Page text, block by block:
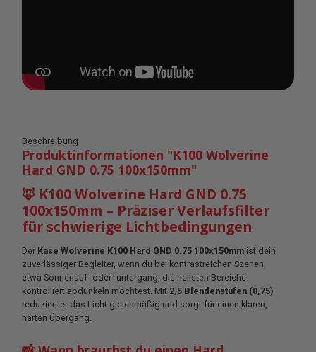
Beschreibung
Produktinformationen "K100 Wolverine
Hard GND 0.75 100x150mm"
🦊 K100 Wolverine Hard GND 0.75
100x150mm – Präziser Verlaufsfilter
für schwierige Lichtbedingungen
Der Kase Wolverine K100 Hard GND 0.75 100x150mm ist dein
zuverlässiger Begleiter, wenn du bei kontrastreichen Szenen,
etwa Sonnenauf‑ oder -untergang, die hellsten Bereiche
kontrolliert abdunkeln möchtest. Mit 2,5 Blendenstufen (0,75)
reduziert er das Licht gleichmäßig und sorgt für einen klaren,
harten Übergang.